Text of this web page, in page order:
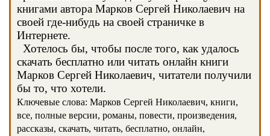
книгами автора Марков Сергей Николаевич на
своей где-нибудь на своей страничке в
Интернете.
Хотелось бы, чтобы после того, как удалось
скачать бесплатно или читать онлайн книги
Марков Сергей Николаевич, читатели получили
бы то, что хотели.
Ключевые слова: Марков Сергей Николаевич, книги,
все, полные версии, романы, повести, произведения,
рассказы, скачать, читать, бесплатно, онлайн,